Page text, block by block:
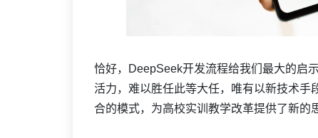
恰好，DeepSeek开发流程给我们最大的启
活力，难以胜任此等大任，唯有以新技术
合的模式，为高校实训教学改革提供了新的